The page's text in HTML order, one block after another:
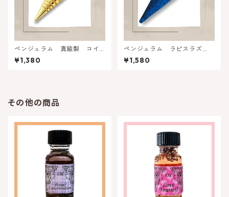
ペンジュラム 真鍮製 コイ
ル型
¥1,380
ペンジュラム ラピスラズ
リ 六角形・六面カット
¥1,580
その他の商品